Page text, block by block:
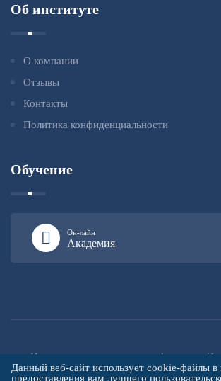
Об институте
О компании
Отзывы
Контакты
Политика конфиденциальности
Обучение
Он-лайн
Академия
Институт повышения квалификации
Данный веб-сайт использует cookie-файлы в
предоставления вам лучшего